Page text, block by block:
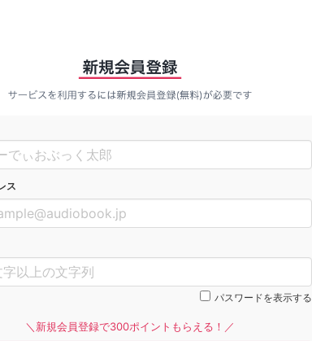
ス
パスワードを表示する
＼新規会員登録で300ポイントもらえる！／